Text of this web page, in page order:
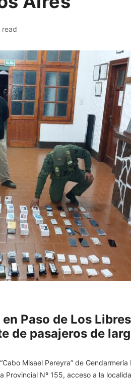
read
Paso de Los
de pasajeros de
Misael Pereyra” de
Provincial Nº 155, acceso a la